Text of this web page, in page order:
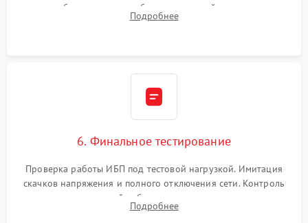
калибровки констант батареи, настройки порогов
срабатывания AVR и сброса счетчиков старения АКБ.
Подробнее
6. Финальное тестирование
Проверка работы ИБП под тестовой нагрузкой. Имитация
скачков напряжения и полного отключения сети. Контроль
времени автономной работы, температурного режима и
корректности формы выходного сигнала.
Подробнее